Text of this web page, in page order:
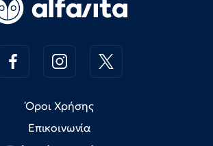
Όροι Χρήσης
Επικοινωνία